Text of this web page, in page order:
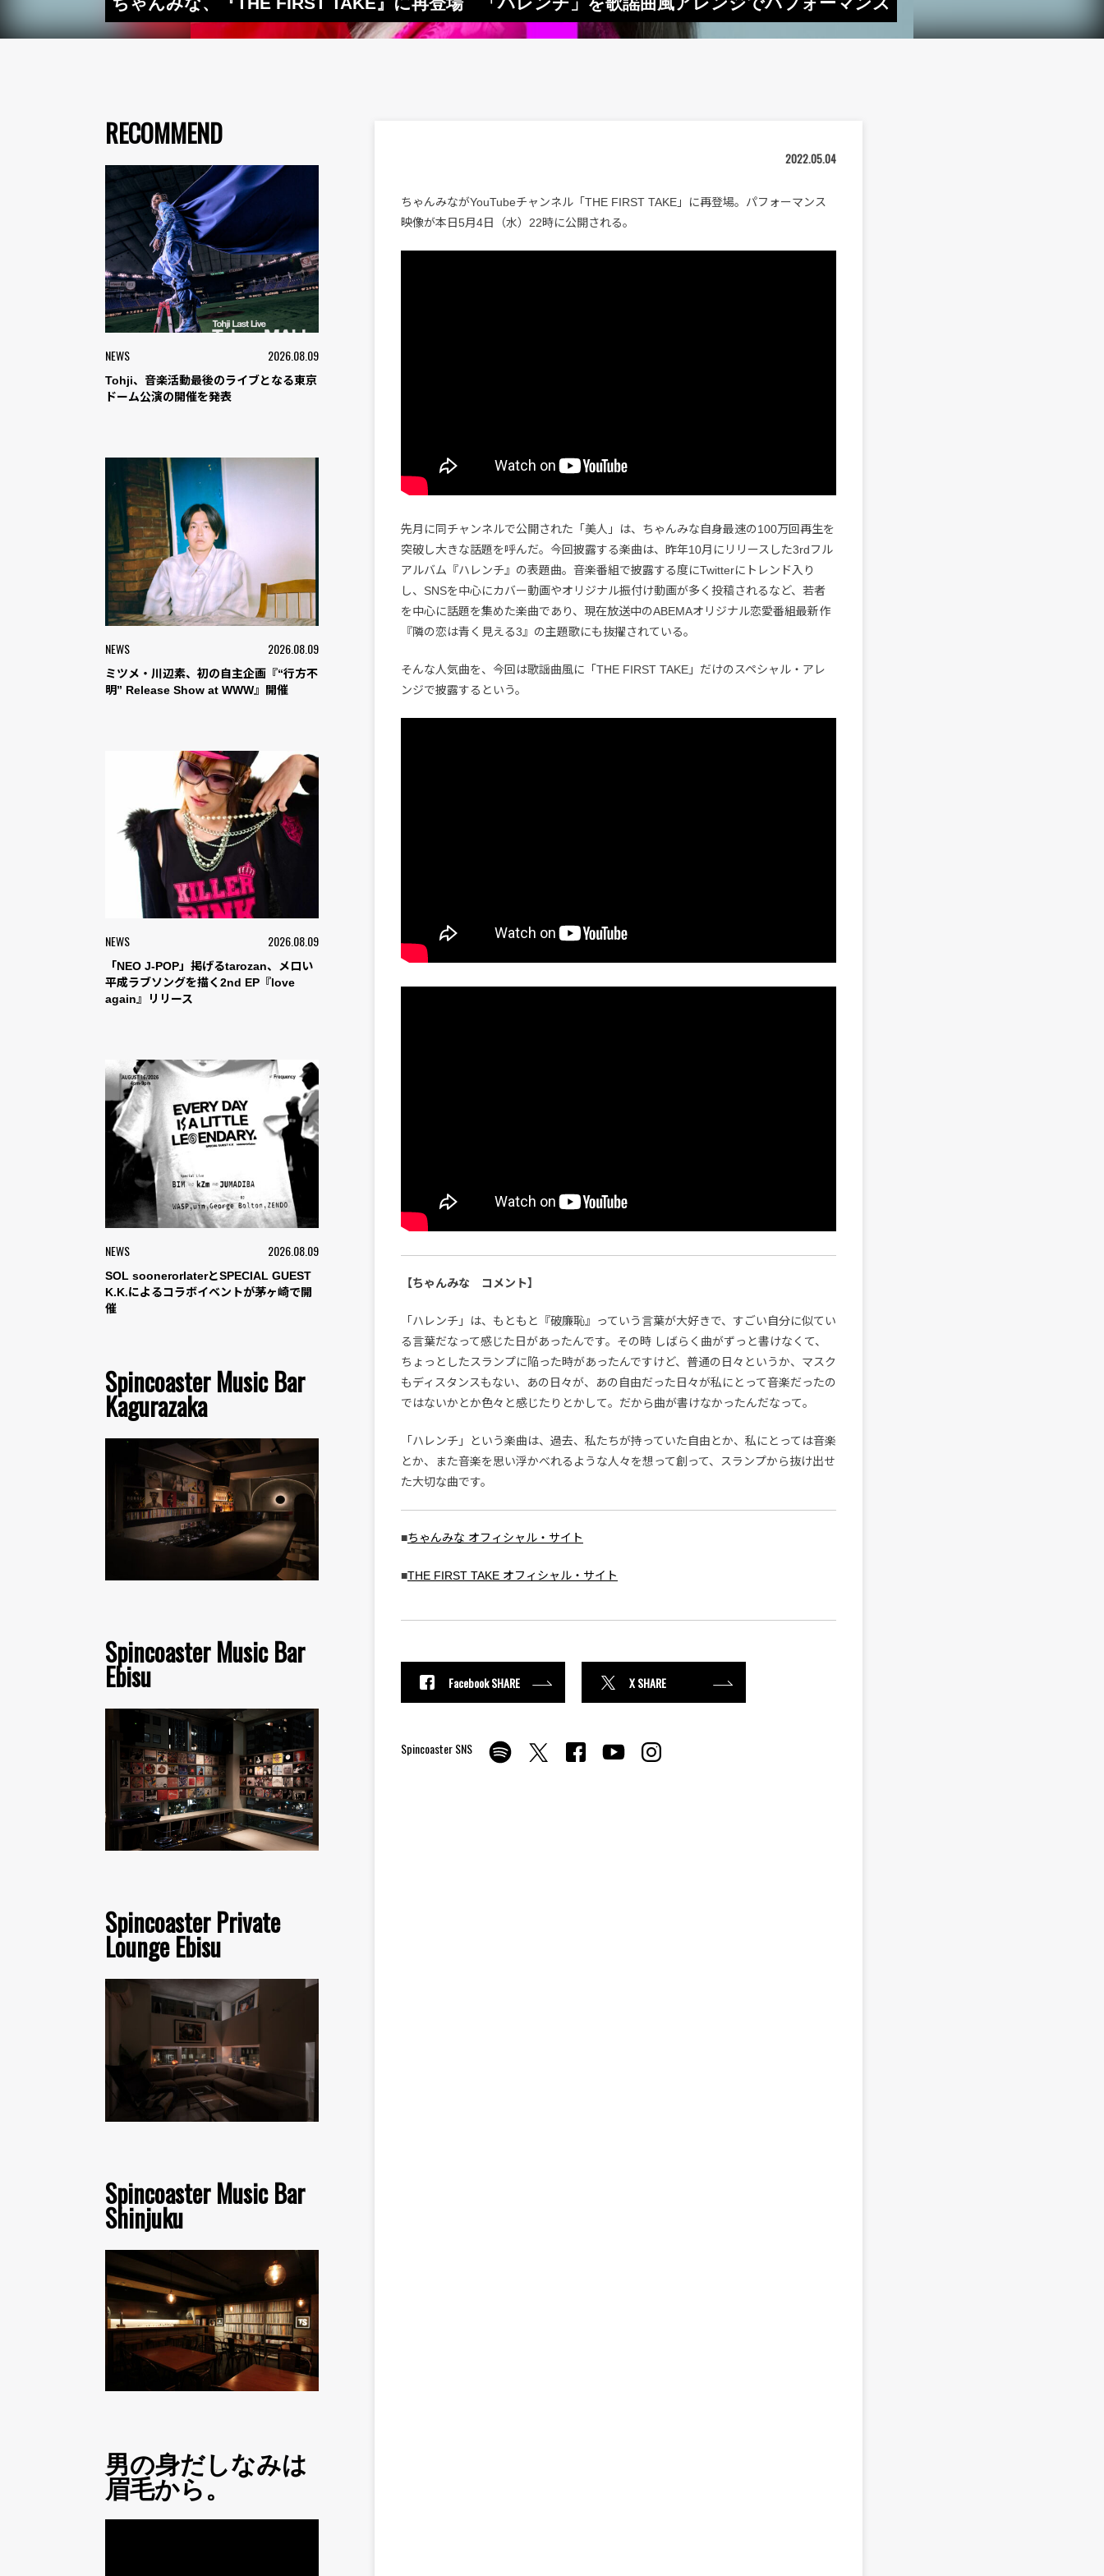
RECOMMEND
NEWS 2026.08.09
Tohji、音楽活動最後のライブとなる東京
ドーム公演の開催を発表
NEWS 2026.08.09
ミツメ・川辺素、初の自主企画『“行方不
明” Release Show at WWW』開催
NEWS 2026.08.09
「NEO J-POP」掲げるtarozan、メロい
平成ラブソングを描く2nd EP『love
again』リリース
NEWS 2026.08.09
SOL soonerorlaterとSPECIAL GUEST
K.K.によるコラボイベントが茅ヶ崎で開
催
Spincoaster Music Bar
Kagurazaka
Spincoaster Music Bar
Ebisu
Spincoaster Private
Lounge Ebisu
Spincoaster Music Bar
Shinjuku
男の身だしなみは
眉毛から。
2022.05.04
ちゃんみながYouTubeチャンネル「THE FIRST TAKE」に再登場。パフォーマンス
映像が本日5月4日（水）22時に公開される。
先月に同チャンネルで公開された「美人」は、ちゃんみな自身最速の100万回再生を
突破し大きな話題を呼んだ。今回披露する楽曲は、昨年10月にリリースした3rdフル
アルバム『ハレンチ』の表題曲。音楽番組で披露する度にTwitterにトレンド入り
し、SNSを中心にカバー動画やオリジナル振付け動画が多く投稿されるなど、若者
を中心に話題を集めた楽曲であり、現在放送中のABEMAオリジナル恋愛番組最新作
『隣の恋は青く見える3』の主題歌にも抜擢されている。
そんな人気曲を、今回は歌謡曲風に「THE FIRST TAKE」だけのスペシャル・アレ
ンジで披露するという。
【ちゃんみな コメント】
「ハレンチ」は、もともと『破廉恥』っていう言葉が大好きで、すごい自分に似てい
る言葉だなって感じた日があったんです。その時 しばらく曲がずっと書けなくて、
ちょっとしたスランプに陥った時があったんですけど、普通の日々というか、マスク
もディスタンスもない、あの日々が、あの自由だった日々が私にとって音楽だったの
ではないかとか色々と感じたりとかして。だから曲が書けなかったんだなって。
「ハレンチ」という楽曲は、過去、私たちが持っていた自由とか、私にとっては音楽
とか、また音楽を思い浮かべれるような人々を想って創って、スランプから抜け出せ
た大切な曲です。
■ちゃんみな オフィシャル・サイト
■THE FIRST TAKE オフィシャル・サイト
Facebook SHARE X SHARE
Spincoaster SNS